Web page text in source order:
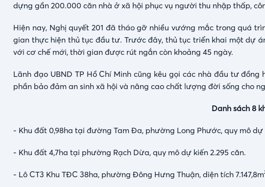
dựng gần 200.000 căn nhà ở xã hội phục vụ người thu nhập thấp,
Hiện nay, Nghị quyết 201 đã tháo gỡ nhiều vướng mắc trong quá
gian thực hiện thủ tục đầu tư. Trước đây, thủ tục triển khai một dự
với cơ chế mới, thời gian được rút ngắn còn khoảng 45 ngày.
Lãnh đạo UBND TP Hồ Chí Minh cũng kêu gọi các nhà đầu tư
phần bảo đảm an sinh xã hội và nâng cao chất lượng đời sống cho
Danh sách 8
- Khu đất 0,98ha tại đường Tam Đa, phường Long Phước, quy mô
- Khu đất 4,7ha tại phường Rạch Dừa, quy mô dự kiến 2.295 căn.
- Lô CT3 Khu TĐC 38ha, phường Đông Hưng Thuận, diện tích